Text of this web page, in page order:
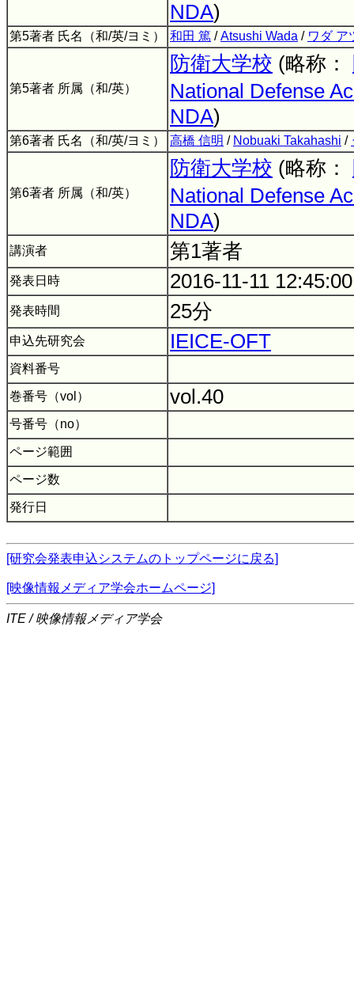
NDA)
第5著者 氏名（和/英/ヨミ） 和田 篤 /Atsushi Wada / ワダ ア
第5著者 所属（和/英）
防衛大学校 (略称：
National Defense
NDA)
第6著者 氏名（和/英/ヨミ） 高橋 信明 / Nobuaki Takahashi /
第6著者 所属（和/英）
防衛大学校 (略称：
National Defense
NDA)
講演者 第1著者
発表日時 2016-11-11
発表時間 25分
申込先研究会 IEICE-OFT
資料番号
巻番号（vol） vol.40
号番号（no）
ページ範囲
ページ数
発行日
[研究会発表申込システムのトップページに戻る]
[映像情報メディア学会ホームページ]
ITE / 映像情報メディア学会